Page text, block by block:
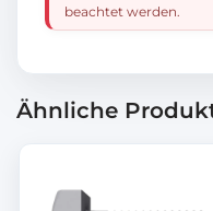
beachtet werden.
Ähnliche